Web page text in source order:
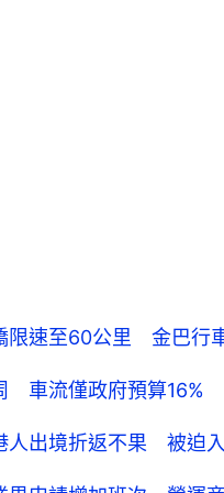
限速至60公里 金巴行
車流僅政府預算16%
人出境折返不果 被迫